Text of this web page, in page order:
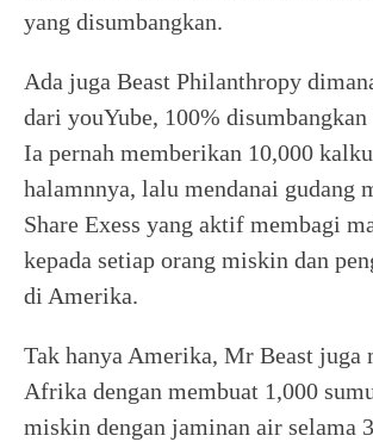
yang disumbangkan.
Ada juga Beast Philanthropy
dari youYube, 100%
Ia pernah memberikan 10,000
halamnnya, lalu mendanai gudang
Share Exess yang aktif membagi
kepada setiap orang miskin dan
di Amerika.
Tak hanya Amerika, Mr Beast juga
Afrika dengan membuat 1,000
miskin dengan jaminan air selama